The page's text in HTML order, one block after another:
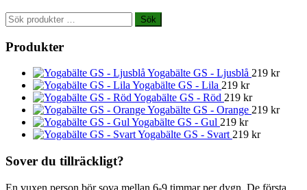
Sök
efter:
Sök
Produkter
Yogabälte GS - Ljusblå 219 kr
Yogabälte GS - Lila 219 kr
Yogabälte GS - Röd 219 kr
Yogabälte GS - Orange 219 kr
Yogabälte GS - Gul 219 kr
Yogabälte GS - Svart 219 kr
Sover du tillräckligt?
En vuxen person bör sova mellan 6-9 timmar per dygn. De första